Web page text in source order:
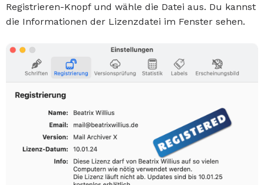
Registrieren-Knopf und wähle die Datei aus. Du kannst
die Informationen der Lizenzdatei im Fenster sehen.